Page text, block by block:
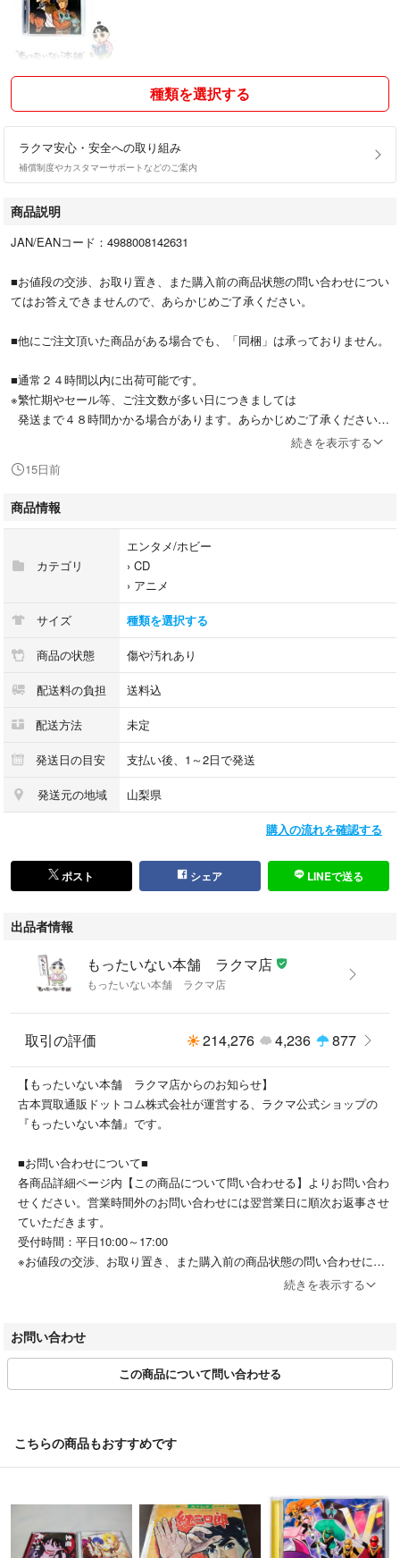
種類を選択する
ラクマ安心・安全への取り組み
補償制度やカスタマーサポートなどのご案内
商品説明
JAN/EANコード：4988008142631
■お値段の交渉、お取り置き、また購入前の商品状態の問い合わせについ
てはお答えできませんので、あらかじめご了承ください。
■他にご注文頂いた商品がある場合でも、「同梱」は承っておりません。
■通常２４時間以内に出荷可能です。
※繁忙期やセール等、ご注文数が多い日につきましては
発送まで４８時間かかる場合があります。あらかじめご了承ください。
※商品のサイズなどによっては、日本郵便ゆうパック、ヤマト運輸宅急便
での出荷となります。
■中古品ではございますが、良好なコンディションです。
■「非常に良い」コンディションの商品につきましては、新品ケースに交
■万が一品質に不備が有った場合は、返金対応。
■クリーニング済み。
■商品の状態など、商品画像と実際の商品とは異なる場合がございます。
際の商品には付いていない場合がございます。
非常に良い状態です。再生には問題がありません。
・良い：
・可：
歌詞カードなどに痛みがあったり、付属品がついていない場合がありま
タイトル：「銀河英雄伝説」 第2期サントラ音楽集
発売元：徳間ジャパンコミュニケーションズ
続きを表示する
15日前
商品情報
カテゴリ
エンタメ/ホビー
› CD
› アニメ
サイズ 種類を選択する
商品の状態 傷や汚れあり
配送料の負担 送料込
配送方法 未定
発送日の目安 支払い後、1～2日で発送
発送元の地域 山梨県
購入の流れを確認する
ポスト シェア LINEで送る
出品者情報
もったいない本舗 ラクマ店
もったいない本舗 ラクマ店
取引の評価 214,276 4,236 877
【もったいない本舗 ラクマ店からのお知らせ】
古本買取通販ドットコム株式会社が運営する、ラクマ公式ショップの
『もったいない本舗』です。
■お問い合わせについて■
各商品詳細ページ内【この商品について問い合わせる】よりお問い合わ
せください。営業時間外のお問い合わせには翌営業日に順次お返事させ
ていただきます。
受付時間：平日10:00～17:00
※お値段の交渉、お取り置き、また購入前の商品状態の問い合わせにつ
いてはお答えできませんので、あらかじめご了承ください。
日本郵便「ゆうメール」「ゆうパケット」または宅配便での発送となり
ます。（ご指定いただけません）ご注文確認後、通常24時間以内に出
荷いたします。繁忙期やセール等、ご注文数が多い日につきましては、
■お取引について■
ざいましたら、各商品詳細ページ内【この商品について問い合わせる】
よりお気軽にお問い合わせください。
続きを表示する
お問い合わせ
この商品について問い合わせる
こちらの商品もおすすめです